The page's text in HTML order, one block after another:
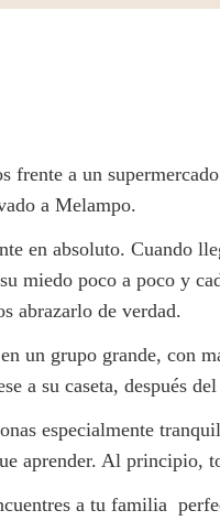
frente a un
a Melampo.
en absoluto. Cuando
miedo poco a poco y
abrazarlo de verdad.
un grupo grande, con
a su caseta, después
especialmente
aprender. Al principio,
a tu familia